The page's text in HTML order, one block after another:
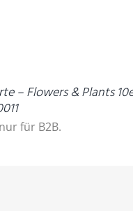
– Flowers & Plants
für B2B.